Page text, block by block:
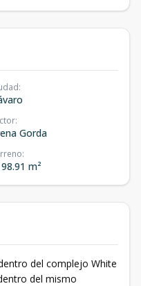
:
:
Gorda
:
m²
del complejo White
del mismo